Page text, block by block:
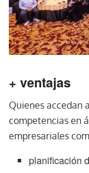
+ ventajas
Quienes accedan
competencias en
empresariales
planificación